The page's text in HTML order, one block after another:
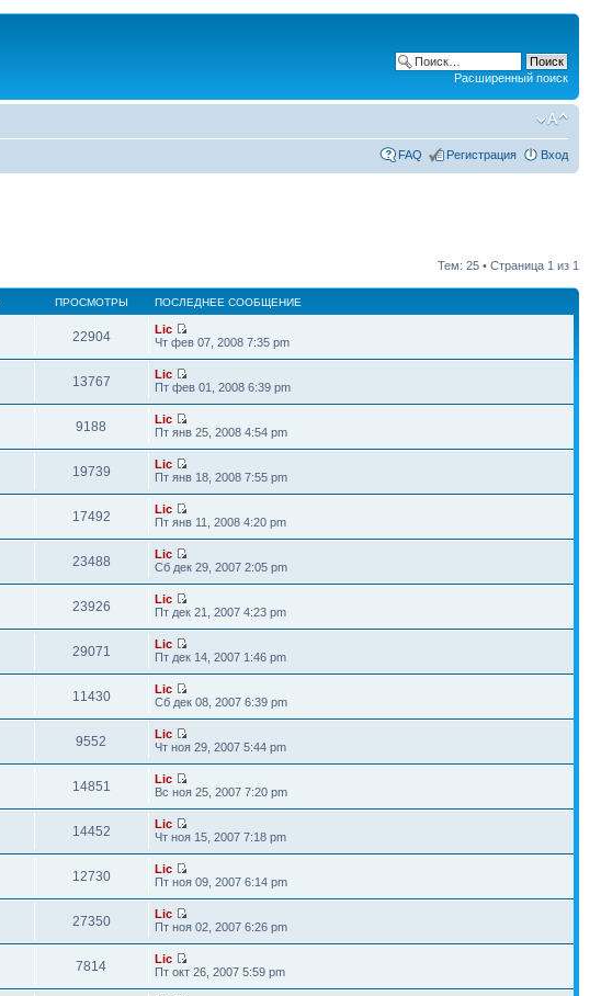
Расширенный поиск
FAQ Регистрация Вход
Тем: 25 • Страница 1 из 1
ПРОСМОТРЫ ПОСЛЕДНЕЕ СООБЩЕНИЕ
22904
Lic
Чт фев 07, 2008 7:35 pm
13767
Lic
Пт фев 01, 2008 6:39 pm
9188
Lic
Пт янв 25, 2008 4:54 pm
19739
Lic
Пт янв 18, 2008 7:55 pm
17492
Lic
Пт янв 11, 2008 4:20 pm
23488
Lic
Сб дек 29, 2007 2:05 pm
23926
Lic
Пт дек 21, 2007 4:23 pm
29071
Lic
Пт дек 14, 2007 1:46 pm
11430
Lic
Сб дек 08, 2007 6:39 pm
9552
Lic
Чт ноя 29, 2007 5:44 pm
14851
Lic
Вс ноя 25, 2007 7:20 pm
14452
Lic
Чт ноя 15, 2007 7:18 pm
12730
Lic
Пт ноя 09, 2007 6:14 pm
27350
Lic
Пт ноя 02, 2007 6:26 pm
7814
Lic
Пт окт 26, 2007 5:59 pm